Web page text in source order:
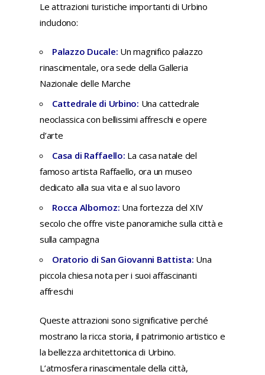
Le attrazioni turistiche importanti di Urbino
includono:
Palazzo Ducale: Un magnifico palazzo
rinascimentale, ora sede della Galleria
Nazionale delle Marche
Cattedrale di Urbino: Una cattedrale
neoclassica con bellissimi affreschi e opere
d’arte
Casa di Raffaello: La casa natale del
famoso artista Raffaello, ora un museo
dedicato alla sua vita e al suo lavoro
Rocca Albornoz: Una fortezza del XIV
secolo che offre viste panoramiche sulla città e
sulla campagna
Oratorio di San Giovanni Battista: Una
piccola chiesa nota per i suoi affascinanti
affreschi
Queste attrazioni sono significative perché
mostrano la ricca storia, il patrimonio artistico e
la bellezza architettonica di Urbino.
L’atmosfera rinascimentale della città,